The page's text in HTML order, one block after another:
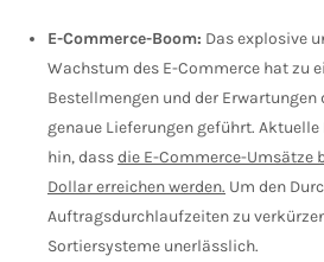
E-Commerce-Boom: Das explosive
Wachstum des E-Commerce hat zu
Bestellmengen und der Erwartungen
genaue Lieferungen geführt.
hin, dassdie E-Commerce-Umsätze
Dollar erreichen werden. Um den
Auftragsdurchlaufzeiten zu
Sortiersysteme unerlässlich.